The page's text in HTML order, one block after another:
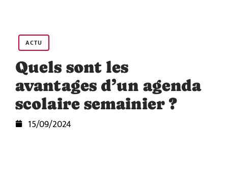
ACTU
Quels sont les
avantages d’un agenda
scolaire semainier ?
15/09/2024